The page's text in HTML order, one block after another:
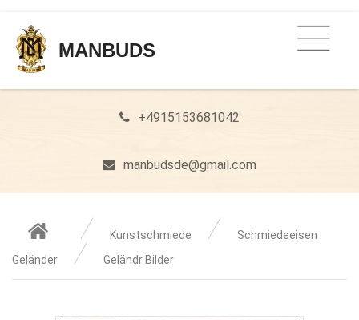
MANBUDS
+4915153681042
manbudsde@gmail.com
Kunstschmiede
Schmiedeeisen
Geländer
Geländr Bilder